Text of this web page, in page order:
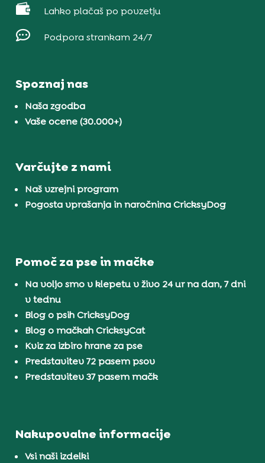
 Lahko plačaš po povzetju
 Podpora strankam 24/7
Spoznaj nas
Naša zgodba
Vaše ocene (30.000+)
Varčujte z nami
Naš vzrejni program
Pogosta vprašanja in naročnina CricksyDog
Pomoč za pse in mačke
Na voljo smo v klepetu v živo 24 ur na dan, 7 dni
v tednu
Blog o psih CricksyDog
Blog o mačkah CricksyCat
Kviz za izbiro hrane za pse
Predstavitev 72 pasem psov
Predstavitev 37 pasem mačk
Nakupovalne informacije
Vsi naši izdelki